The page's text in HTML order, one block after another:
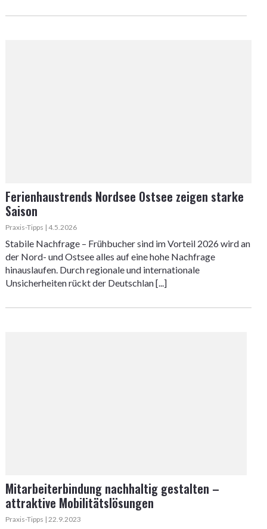
Ferienhaustrends Nordsee Ostsee zeigen starke
Saison
Praxis-Tipps | 4.5.2026
Stabile Nachfrage – Frühbucher sind im Vorteil 2026 wird an
der Nord- und Ostsee alles auf eine hohe Nachfrage
hinauslaufen. Durch regionale und internationale
Unsicherheiten rückt der Deutschlan [...]
Mitarbeiterbindung nachhaltig gestalten –
attraktive Mobilitätslösungen
Praxis-Tipps | 22.9.2023